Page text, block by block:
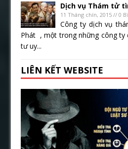
Dịch vụ Thám tử
11 Tháng chín, 2015 // 0
Công ty dịch vụ
Phát , một trong những công ty
tư uy...
LIÊN KẾT WEBSITE